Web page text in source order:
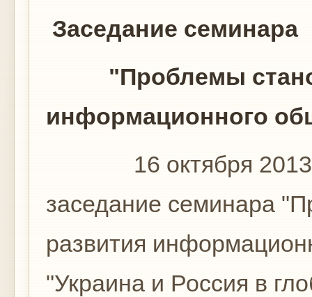
Заседание семинара
"Проблемы
информационного
16 октября 2013г.
заседание семинара
развития
"Украина и Россия в